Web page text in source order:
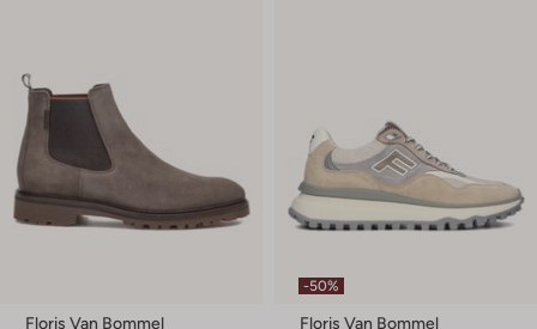
Floris Van Bommel
-50%
Floris Van Bommel